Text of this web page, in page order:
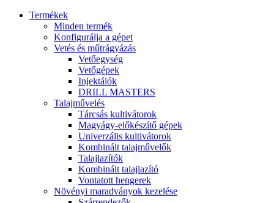
Termékek
Minden termék
Konfigurálja a gépet
Vetés és műtrágyázás
Vetőegység
Vetőgépek
Injektálók
DRILL MASTERS
Talajművelés
Tárcsás kultivátorok
Magyágy-előkészítő gépek
Univerzális kultivátorok
Kombinált talajművelők
Talajlazítók
Kombinált talajlazító
Vontatott hengerek
Növényi maradványok kezelése